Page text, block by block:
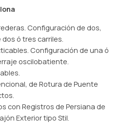
Configuración de dos,
ó tres carriles.
Configuración de una ó
oscilobatiente.
de Rotura de Puente
con Registros de Persiana de
Exterior tipo Stil.